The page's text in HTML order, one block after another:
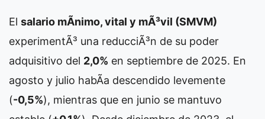
El salario mÃ­nimo, vital y mÃ³vil (SMVM)
experimentÃ³ una reducciÃ³n de su poder
adquisitivo del 2,0% en septiembre de 2025. En
agosto y julio habÃ­a descendido levemente
(-0,5%), mientras que en junio se mantuvo